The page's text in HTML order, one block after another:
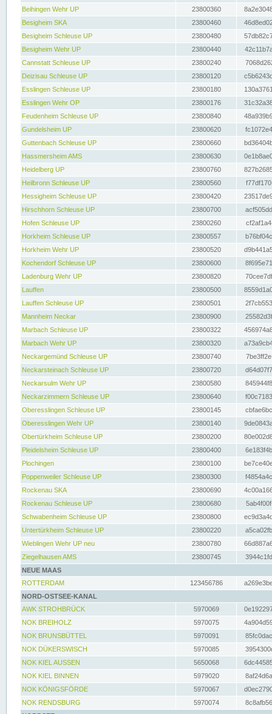
Beihingen Wehr UP
23800360
Besigheim SKA
23800460
Besigheim Schleuse UP
23800480
Besigheim Wehr UP
23800440
Cannstatt Schleuse UP
23800240
Deizisau Schleuse UP
23800120
Esslingen Schleuse UP
23800180
Esslingen Wehr OP
23800176
Feudenheim Schleuse UP
23800840
Gundelsheim UP
23800620
Guttenbach Schleuse UP
23800660
Hassmersheim AMS
23800630
Heidelberg UP
23800760
Heilbronn Schleuse UP
23800560
Hessigheim Schleuse UP
23800420
Hirschhorn Schleuse UP
23800700
Hofen Schleuse UP
23800260
Horkheim Schleuse UP
23800557
Horkheim Wehr UP
23800520
Kochendorf Schleuse UP
23800600
Ladenburg Wehr UP
23800820
Lauffen
23800500
Lauffen Schleuse UP
23800501
Mannheim Neckar
23800900
Marbach Schleuse UP
23800322
Marbach Wehr UP
23800320
Neckargemünd Schleuse UP
23800740
Neckarsteinach Schleuse UP
23800720
Neckarsulm Wehr UP
23800580
Neckarzimmern Schleuse UP
23800640
Oberesslingen Schleuse UP
23800145
Oberesslingen Wehr UP
23800140
Obertürkheim Schleuse UP
23800200
Pleidelsheim Schleuse UP
23800400
Plochingen
23800100
Poppenweiler Schleuse UP
23800300
Rockenau SKA
23800690
Rockenau Schleuse UP
23800680
Schwabenheim Schleuse UP
23800800
Untertürkheim Schleuse UP
23800220
Wieblingen Wehr UP neu
23800780
Ziegelhausen AMS
23800745
NEUE MAAS
ROTTERDAM
123456786
NORD-OSTSEE-KANAL
AWK STROHBRÜCK
5970069
NOK BREIHOLZ
5970075
NOK BRUNSBÜTTEL
5970091
NOK DÜKERSWISCH
5970085
NOK KIEL AUSSEN
5650068
NOK KIEL BINNEN
5979020
NOK KÖNIGSFÖRDE
5970067
NOK RENDSBURG
5970074